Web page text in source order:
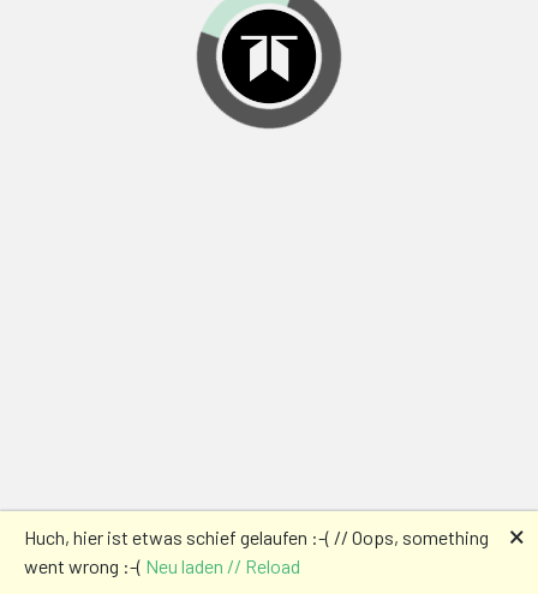
Huch, hier ist etwas schief gelaufen :-( // Oops, something
went wrong :-( Neu laden // Reload
🗙